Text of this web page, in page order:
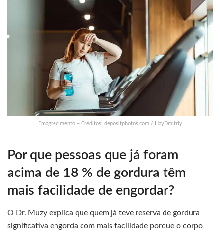
Emagrecimento – Créditos: depositphotos.com / HayDmitriy
Por que pessoas que já foram
acima de 18 % de gordura têm
mais facilidade de engordar?
O Dr. Muzy explica que quem já teve reserva de gordura
significativa engorda com mais facilidade porque o corpo